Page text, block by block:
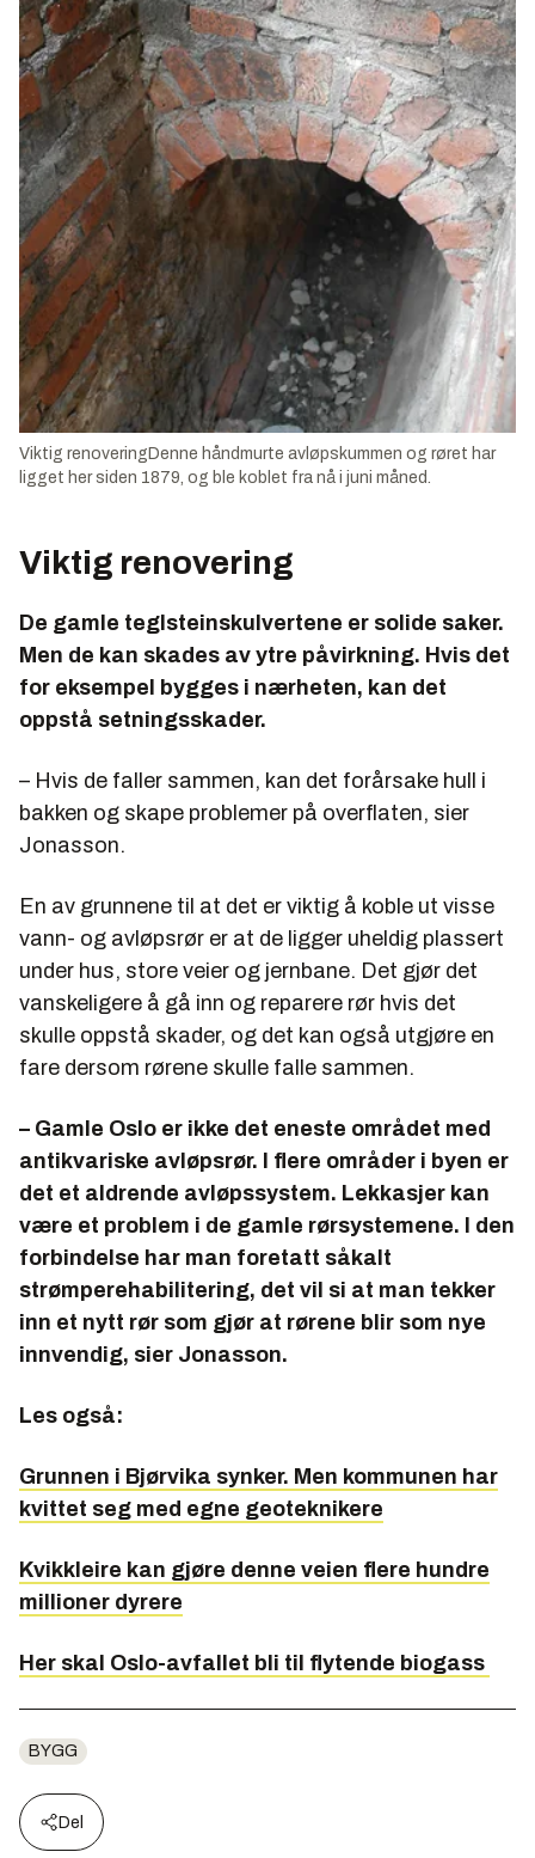
Viktig renoveringDenne håndmurte avløpskummen og røret har
ligget her siden 1879, og ble koblet fra nå i juni måned.
Viktig renovering
De gamle teglsteinskulvertene er solide saker.
Men de kan skades av ytre påvirkning. Hvis det
for eksempel bygges i nærheten, kan det
oppstå setningsskader.
– Hvis de faller sammen, kan det forårsake hull i
bakken og skape problemer på overflaten, sier
Jonasson.
En av grunnene til at det er viktig å koble ut visse
vann- og avløpsrør er at de ligger uheldig plassert
under hus, store veier og jernbane. Det gjør det
vanskeligere å gå inn og reparere rør hvis det
skulle oppstå skader, og det kan også utgjøre en
fare dersom rørene skulle falle sammen.
– Gamle Oslo er ikke det eneste området med
antikvariske avløpsrør. I flere områder i byen er
det et aldrende avløpssystem. Lekkasjer kan
være et problem i de gamle rørsystemene. I den
forbindelse har man foretatt såkalt
strømperehabilitering, det vil si at man tekker
inn et nytt rør som gjør at rørene blir som nye
innvendig, sier Jonasson.
Les også:
Grunnen i Bjørvika synker. Men kommunen har
kvittet seg med egne geoteknikere
Kvikkleire kan gjøre denne veien flere hundre
millioner dyrere
Her skal Oslo-avfallet bli til flytende biogass
BYGG
Del